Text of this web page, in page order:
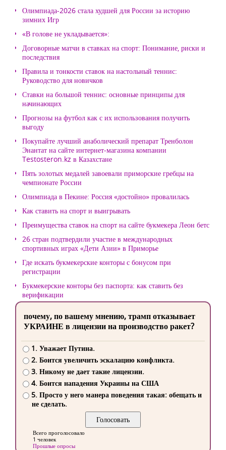
Олимпиада-2026 стала худшей для России за историю
зимних Игр
«В голове не укладывается»:
Договорные матчи в ставках на спорт: Понимание, риски и
последствия
Правила и тонкости ставок на настольный теннис:
Руководство для новичков
Ставки на большой теннис: основные принципы для
начинающих
Прогнозы на футбол как с их использования получить
выгоду
Покупайте лучший анаболический препарат Тренболон
Энантат на сайте интернет-магазина компании
Testosteron.kz в Казахстане
Пять золотых медалей завоевали приморские гребцы на
чемпионате России
Олимпиада в Пекине: Россия «достойно» провалилась
Как ставить на спорт и выигрывать
Преимущества ставок на спорт на сайте букмекера Леон бетс
26 стран подтвердили участие в международных
спортивных играх «Дети Азии» в Приморье
Где искать букмекерские конторы с бонусом при
регистрации
Букмекерские конторы без паспорта: как ставить без
верификации
почему, по вашему мнению, трамп отказывает
УКРАИНЕ в лицензии на производство ракет?
1. Уважает Путина.
2. Боится увеличить эскалацию конфликта.
3. Никому не дает такие лицензии.
4. Боится нападения Украины на США
5. Просто у него манера поведения такая: обещать и
не сделать.
Всего проголосовало
1 человек
Прошлые опросы